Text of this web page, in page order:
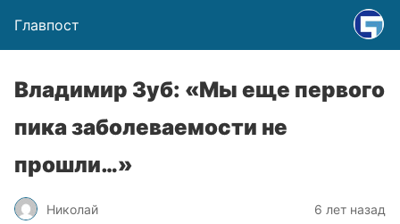
Главпост
Владимир Зуб: «Мы еще первого
пика заболеваемости не
прошли…»
Николай 6 лет назад